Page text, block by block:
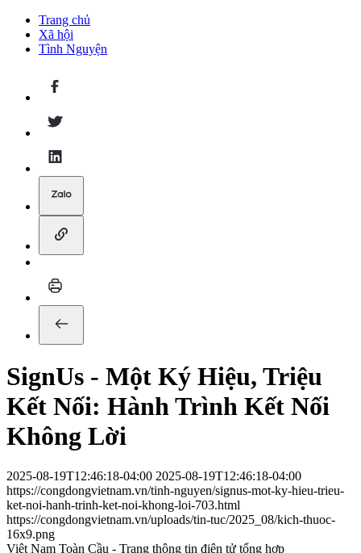
Trang chủ
Xã hội
Tình Nguyện
SignUs - Một Ký Hiệu, Triệu
Kết Nối: Hành Trình Kết Nối
Không Lời
2025-08-19T12:46:18-04:00 2025-08-19T12:46:18-04:00
https://congdongvietnam.vn/tinh-nguyen/signus-mot-ky-hieu-trieu-
ket-noi-hanh-trinh-ket-noi-khong-loi-703.html
https://congdongvietnam.vn/uploads/tin-tuc/2025_08/kich-thuoc-
16x9.png
Việt Nam Toàn Cầu - Trang thông tin điện tử tổng hợp